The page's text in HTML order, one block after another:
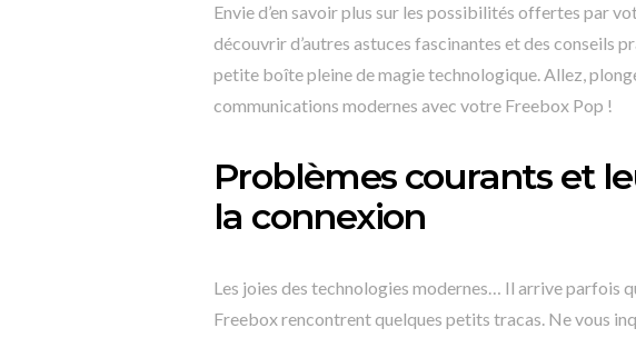
Envie d’en savoir plus sur les possibilités offertes par
découvrir d’autres astuces fascinantes et des conseils
petite boîte pleine de magie technologique. Allez,
communications modernes avec votre Freebox Pop !
Problèmes courants et
la connexion
Les joies des technologies modernes… Il arrive parfois
Freebox rencontrent quelques petits tracas. Ne vous